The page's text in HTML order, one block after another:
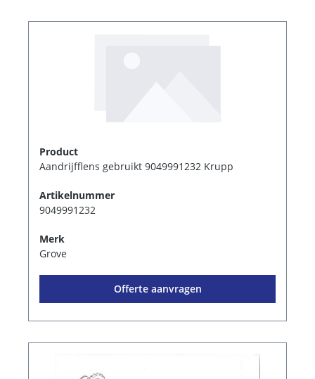
Product
Aandrijfflens gebruikt 9049991232 Krupp
Artikelnummer
9049991232
Merk
Grove
Offerte aanvragen